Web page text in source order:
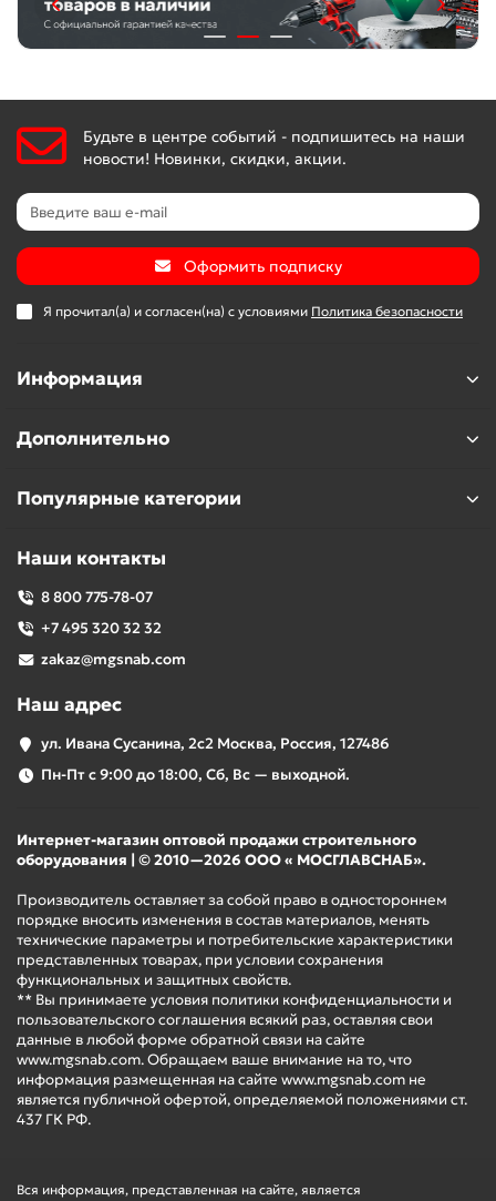
Вся информация, представленная на сайте, является
Будьте в центре событий - подпишитесь на наши
новости! Новинки, скидки, акции.
Оформить подписку
Я прочитал(а) и согласен(на) с условиями Политика безопасности
Информация
Дополнительно
Популярные категории
Наши контакты
8 800 775-78-07
+7 495 320 32 32
zakaz@mgsnab.com
Наш адрес
ул. Ивана Сусанина, 2с2 Москва, Россия, 127486
Пн-Пт с 9:00 до 18:00, Сб, Вс — выходной.
Интернет-магазин оптовой продажи строительного
оборудования | © 2010—2026 ООО « МОСГЛАВСНАБ».
Производитель оставляет за собой право в одностороннем
порядке вносить изменения в состав материалов, менять
технические параметры и потребительские характеристики
представленных товарах, при условии сохранения
функциональных и защитных свойств.
** Вы принимаете условия политики конфиденциальности и
пользовательского соглашения всякий раз, оставляя свои
данные в любой форме обратной связи на сайте
www.mgsnab.com. Обращаем ваше внимание на то, что
информация размещенная на сайте www.mgsnab.com не
является публичной офертой, определяемой положениями ст.
437 ГК РФ.